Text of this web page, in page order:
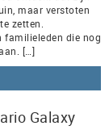
maar verstoten
zetten.
familieleden die nog
[…]
Galaxy